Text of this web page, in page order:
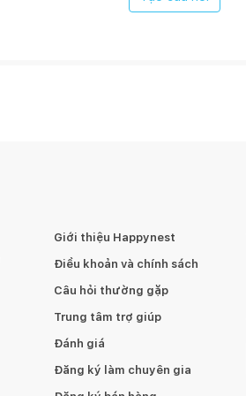
Giới thiệu Happynest
Điều khoản và chính sách
Câu hỏi thường gặp
Trung tâm trợ giúp
Đánh giá
Đăng ký làm chuyên gia